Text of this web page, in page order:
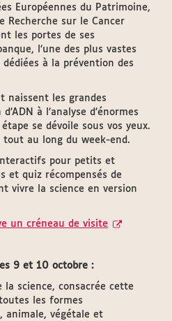
Européennes du Patrimoine,
Recherche sur le Cancer
les portes de ses
l’une des plus vastes
à la prévention des
naissent les grandes
à l’analyse d’énormes
se dévoile sous vos yeux.
au long du week-end.
pour petits et
et quiz récompensés de
vivre la science en version
un créneau de visite
9 et 10 octobre :
la science, consacrée cette
les formes
animale, végétale et